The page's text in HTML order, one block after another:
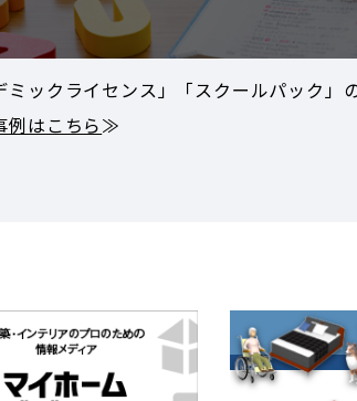
ミックライセンス」「スクールパック」
例はこちら≫